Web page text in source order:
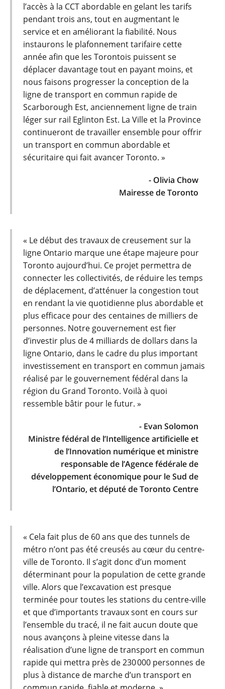
l’accès à la CCT abordable en gelant les tarifs
pendant trois ans, tout en augmentant le
service et en améliorant la fiabilité. Nous
instaurons le plafonnement tarifaire cette
année afin que les Torontois puissent se
déplacer davantage tout en payant moins, et
nous faisons progresser la conception de la
ligne de transport en commun rapide de
Scarborough Est, anciennement ligne de train
léger sur rail Eglinton Est. La Ville et la Province
continueront de travailler ensemble pour offrir
un transport en commun abordable et
sécuritaire qui fait avancer Toronto. »
- Olivia Chow
Mairesse de Toronto
« Le début des travaux de creusement sur la
ligne Ontario marque une étape majeure pour
Toronto aujourd’hui. Ce projet permettra de
connecter les collectivités, de réduire les temps
de déplacement, d’atténuer la congestion tout
en rendant la vie quotidienne plus abordable et
plus efficace pour des centaines de milliers de
personnes. Notre gouvernement est fier
d’investir plus de 4 milliards de dollars dans la
ligne Ontario, dans le cadre du plus important
investissement en transport en commun jamais
réalisé par le gouvernement fédéral dans la
région du Grand Toronto. Voilà à quoi
ressemble bâtir pour le futur. »
- Evan Solomon
Ministre fédéral de l’Intelligence artificielle et
de l’Innovation numérique et ministre
responsable de l’Agence fédérale de
développement économique pour le Sud de
l’Ontario, et député de Toronto Centre
« Cela fait plus de 60 ans que des tunnels de
métro n’ont pas été creusés au cœur du centre-
ville de Toronto. Il s’agit donc d’un moment
déterminant pour la population de cette grande
ville. Alors que l’excavation est presque
terminée pour toutes les stations du centre-ville
et que d’importants travaux sont en cours sur
l’ensemble du tracé, il ne fait aucun doute que
nous avançons à pleine vitesse dans la
réalisation d’une ligne de transport en commun
rapide qui mettra près de 230 000 personnes de
plus à distance de marche d’un transport en